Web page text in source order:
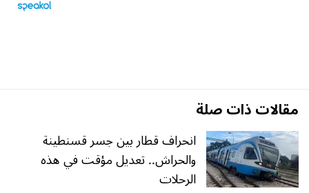
مقالات ذات صلة
انحراف قطار بين جسر قسنطينة
والحراش.. تعديل مؤقت في هذه
الرحلات